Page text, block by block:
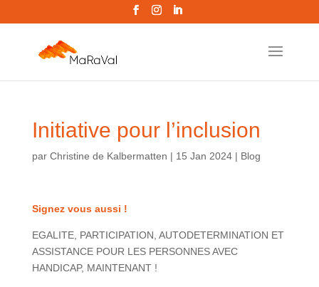
Initiative pour l’inclusion
par Christine de Kalbermatten | 15 Jan 2024| Blog
Signez vous aussi !
EGALITE, PARTICIPATION, AUTODETERMINATION ET
ASSISTANCE POUR LES PERSONNES AVEC
HANDICAP, MAINTENANT !